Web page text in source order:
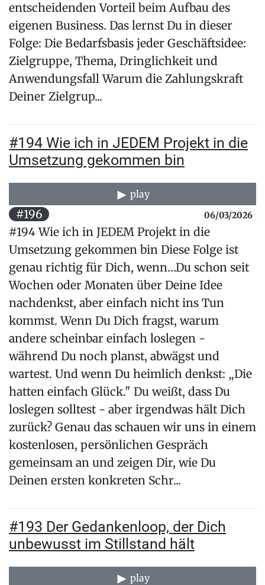
entscheidenden Vorteil beim Aufbau des
eigenen Business. Das lernst Du in dieser
Folge: Die Bedarfsbasis jeder Geschäftsidee:
Zielgruppe, Thema, Dringlichkeit und
Anwendungsfall Warum die Zahlungskraft
Deiner Zielgrup...
#194 Wie ich in JEDEM Projekt in die
Umsetzung gekommen bin
play
#196 06/03/2026
#194 Wie ich in JEDEM Projekt in die
Umsetzung gekommen bin Diese Folge ist
genau richtig für Dich, wenn…Du schon seit
Wochen oder Monaten über Deine Idee
nachdenkst, aber einfach nicht ins Tun
kommst. Wenn Du Dich fragst, warum
andere scheinbar einfach loslegen -
während Du noch planst, abwägst und
wartest. Und wenn Du heimlich denkst: „Die
hatten einfach Glück." Du weißt, dass Du
loslegen solltest - aber irgendwas hält Dich
zurück? Genau das schauen wir uns in einem
kostenlosen, persönlichen Gespräch
gemeinsam an und zeigen Dir, wie Du
Deinen ersten konkreten Schr...
#193 Der Gedankenloop, der Dich
unbewusst im Stillstand hält
play